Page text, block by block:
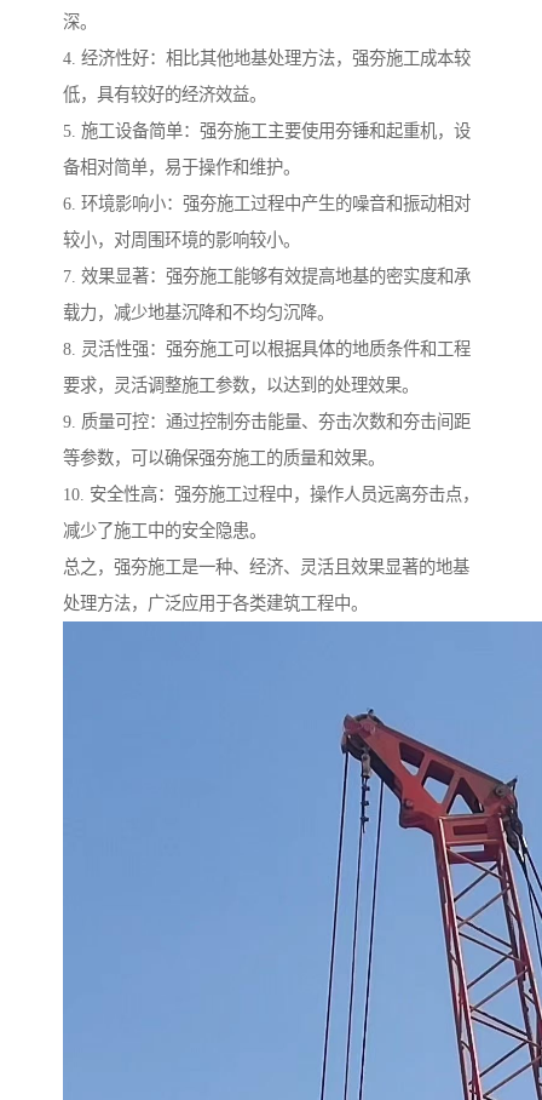
深。
4. 经济性好：相比其他地基处理方法，强夯施工成本较
低，具有较好的经济效益。
5. 施工设备简单：强夯施工主要使用夯锤和起重机，设
备相对简单，易于操作和维护。
6. 环境影响小：强夯施工过程中产生的噪音和振动相对
较小，对周围环境的影响较小。
7. 效果显著：强夯施工能够有效提高地基的密实度和承
载力，减少地基沉降和不均匀沉降。
8. 灵活性强：强夯施工可以根据具体的地质条件和工程
要求，灵活调整施工参数，以达到的处理效果。
9. 质量可控：通过控制夯击能量、夯击次数和夯击间距
等参数，可以确保强夯施工的质量和效果。
10. 安全性高：强夯施工过程中，操作人员远离夯击点，
减少了施工中的安全隐患。
总之，强夯施工是一种、经济、灵活且效果显著的地基
处理方法，广泛应用于各类建筑工程中。